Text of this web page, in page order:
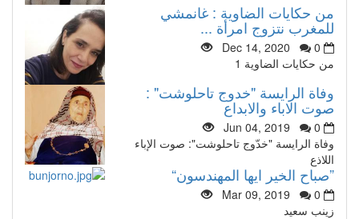
من حكايات الضاوية : غانمشي
للمغرب نتزوج امرأة ...
Dec 14, 2020
0
من حكايات الضاوية 1
وفاة الرايسة "خدوج تاحلوشت" :
صوت الاباء والابداع
Jun 04, 2019
0
وفاة الرايسة "خدّوج تاحلوشت": صوت الإباء
اللاذع
”صباح الخير ايها المهندسون“
Mar 09, 2019
0
زينب سعيد